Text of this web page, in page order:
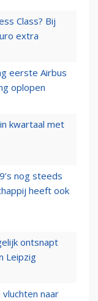
Class? Bij
extra
eerste Airbus
oplopen
kwartaal met
nog steeds
heeft ook
ontsnapt
Leipzig
naar